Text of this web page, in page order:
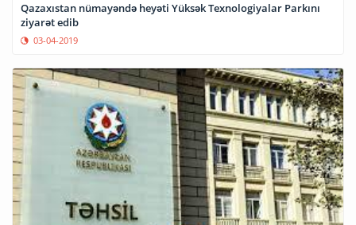
Qazaxıstan nümayəndə heyəti Yüksək Texnologiyalar Parkını
ziyarət edib
03-04-2019